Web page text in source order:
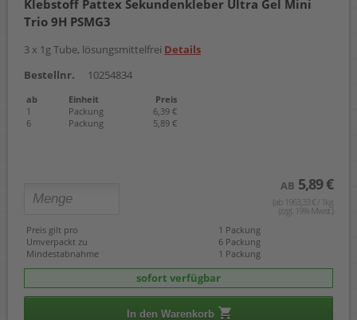
Klebstoff Pattex Sekundenkleber Ultra Gel Mini
Trio 9H PSMG3
3 x 1g Tube, lösungsmittelfrei Details
Bestellnr.
10254834
ab Einheit
Preis
1
Packung
6,39 €
6
Packung 5,89 €
AB 5,89 €
(ab 1963,33 € / 1kg
(zzgl. 19% Mwst.)
Preis gilt pro
1 Packung
Umverpackt zu
6 Packung
Mindestabnahme
1 Packung
sofort verfügbar
In den Warenkorb